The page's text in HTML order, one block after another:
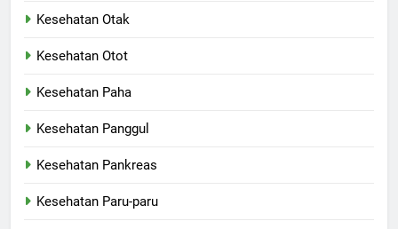
Kesehatan Otak
Kesehatan Otot
Kesehatan Paha
Kesehatan Panggul
Kesehatan Pankreas
Kesehatan Paru-paru